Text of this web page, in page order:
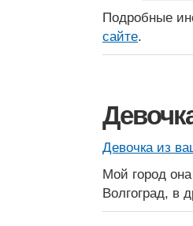
Подробные
сайте.
Девочка из
Мой город
Волгоград, в